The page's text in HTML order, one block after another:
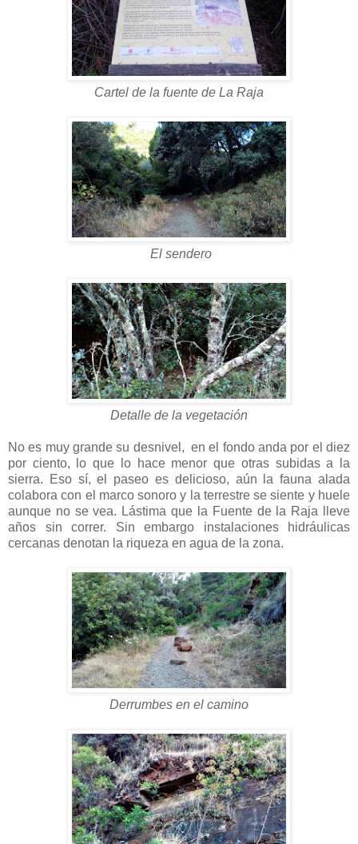
Cartel de la fuente de La Raja
El sendero
Detalle de la vegetación
No es muy grande su desnivel, en el fondo anda por el diez
por ciento, lo que lo hace menor que otras subidas a la
sierra. Eso sí, el paseo es delicioso, aún la fauna alada
colabora con el marco sonoro y la terrestre se siente y huele
aunque no se vea. Lástima que la Fuente de la Raja lleve
años sin correr. Sin embargo instalaciones hidráulicas
cercanas denotan la riqueza en agua de la zona.
Derrumbes en el camino